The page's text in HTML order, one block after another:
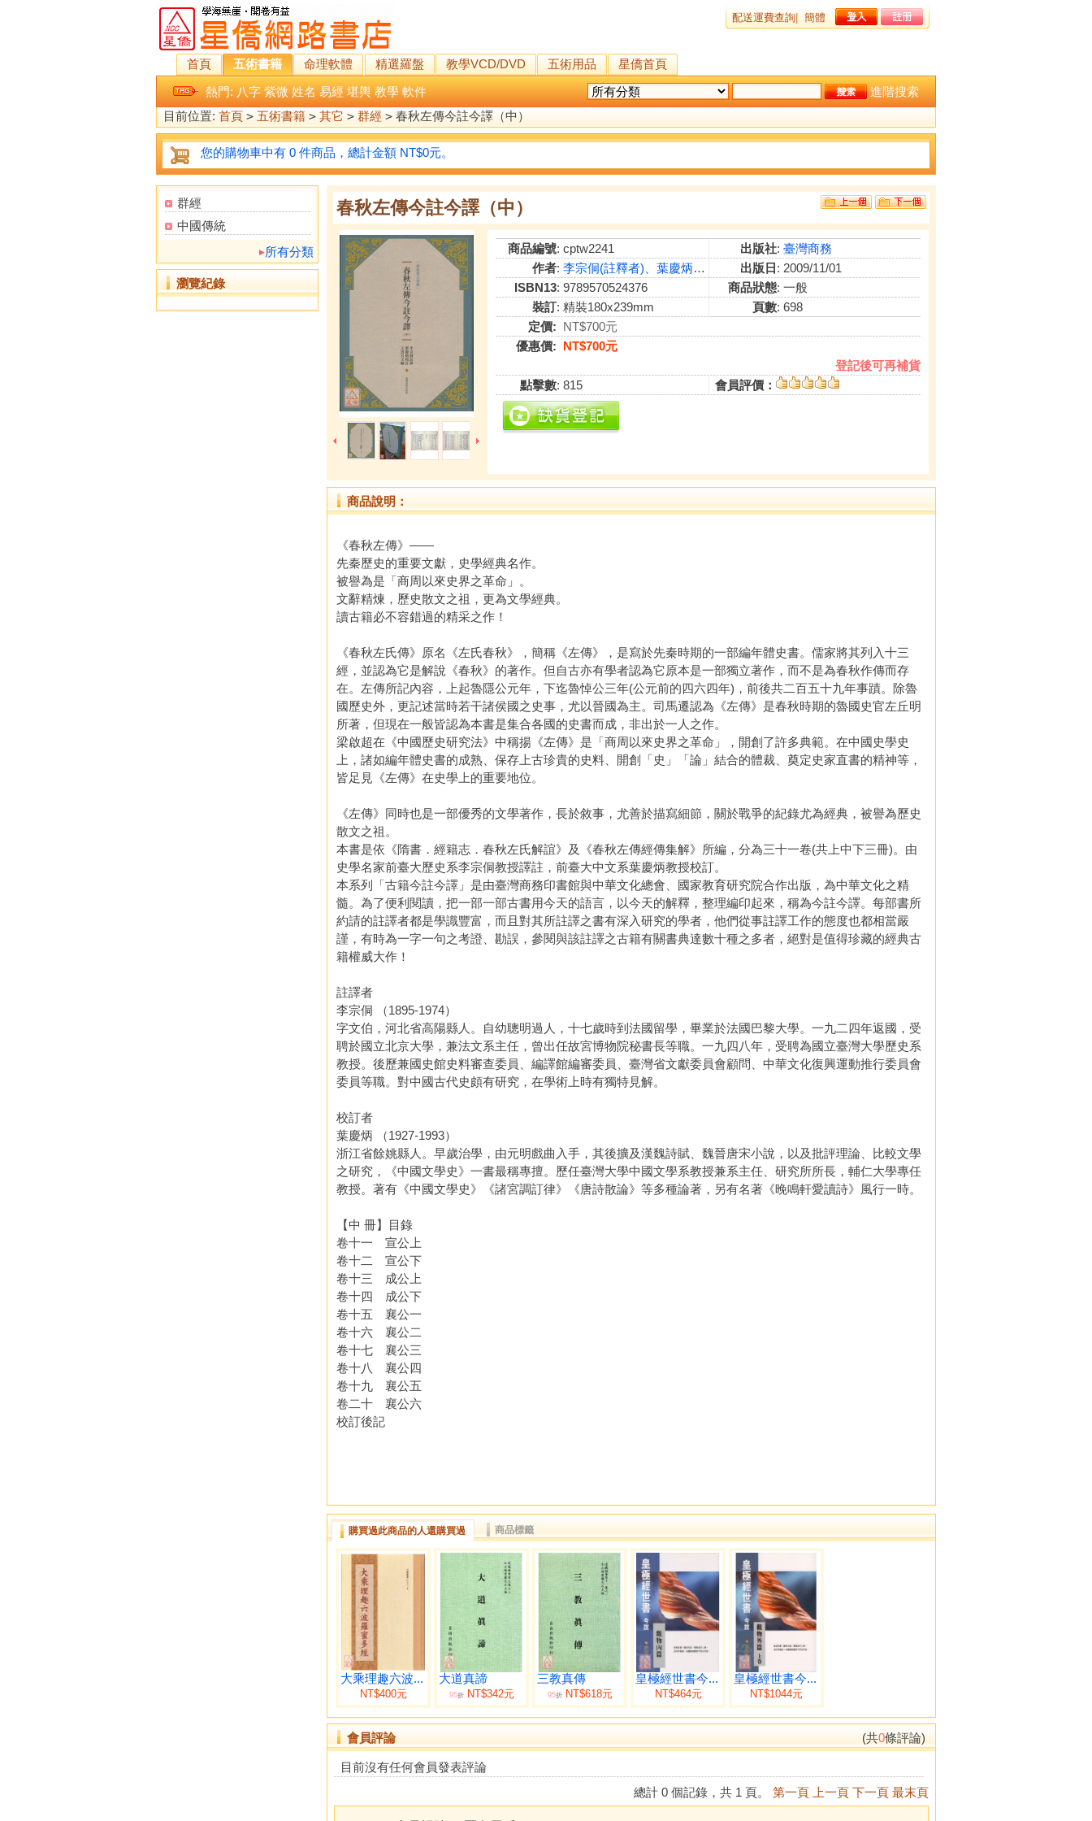
配送運費查詢 簡體
首頁 五術書籍 命理軟體 精選羅盤 教學VCD/DVD 五術用品
星僑首頁
熱門: 八字 紫微 姓名 易經 堪輿 教學 軟件
進階搜索
目前位置: 首頁 > 五術書籍 > 其它 > 群經 > 春秋左傳今註今譯（中）
您的購物車中有 0 件商品，總計金額 NT$0元。
群經
中國傳統
所有分類
瀏覽紀錄
春秋左傳今註今譯（中）
商品編號: cptw2241 出版社: 臺灣商務
作者: 李宗侗(註釋者)、葉慶炳(校訂者) 出版日 : 2009/11/01
ISBN13: 9789570524376 商品狀態: 一般
裝訂: 精裝180x239mm 頁數: 698
定價: NT$700元
優惠價: NT$700元
登記後可再補貨
點擊數: 815 會員評價：
商品說明：
《春秋左傳》——
先秦歷史的重要文獻，史學經典名作。
被譽為是「商周以來史界之革命」。
文辭精煉，歷史散文之祖，更為文學經典。
讀古籍必不容錯過的精采之作！
《春秋左氏傳》原名《左氏春秋》，簡稱《左傳》，是寫於先秦時期的一部編年體史書。儒家將其列入十三
經，並認為它是解說《春秋》的著作。但自古亦有學者認為它原本是一部獨立著作，而不是為春秋作傳而存
在。左傳所記內容，上起魯隱公元年，下迄魯悼公三年(公元前的四六四年)，前後共二百五十九年事蹟。除魯
國歷史外，更記述當時若干諸侯國之史事，尤以晉國為主。司馬遷認為《左傳》是春秋時期的魯國史官左丘明
所著，但現在一般皆認為本書是集合各國的史書而成，非出於一人之作。
梁啟超在《中國歷史研究法》中稱揚《左傳》是「商周以來史界之革命」，開創了許多典範。在中國史學史
上，諸如編年體史書的成熟、保存上古珍貴的史料、開創「史」「論」結合的體裁、奠定史家直書的精神等，
皆足見《左傳》在史學上的重要地位。
《左傳》同時也是一部優秀的文學著作，長於敘事，尤善於描寫細節，關於戰爭的紀錄尤為經典，被譽為歷史
散文之祖。
本書是依《隋書．經籍志．春秋左氏解誼》及《春秋左傳經傳集解》所編，分為三十一卷(共上中下三冊)。由
史學名家前臺大歷史系李宗侗教授譯註，前臺大中文系葉慶炳教授校訂。
本系列「古籍今註今譯」是由臺灣商務印書館與中華文化總會、國家教育研究院合作出版，為中華文化之精
髓。為了便利閱讀，把一部一部古書用今天的語言，以今天的解釋，整理編印起來，稱為今註今譯。每部書所
約請的註譯者都是學識豐富，而且對其所註譯之書有深入研究的學者，他們從事註譯工作的態度也都相當嚴
謹，有時為一字一句之考證、勘誤，參閱與該註譯之古籍有關書典達數十種之多者，絕對是值得珍藏的經典古
籍權威大作！
註譯者
李宗侗 （1895-1974）
字文伯，河北省高陽縣人。自幼聰明過人，十七歲時到法國留學，畢業於法國巴黎大學。一九二四年返國，受
聘於國立北京大學，兼法文系主任，曾出任故宮博物院秘書長等職。一九四八年，受聘為國立臺灣大學歷史系
教授。後歷兼國史館史料審查委員、編譯館編審委員、臺灣省文獻委員會顧問、中華文化復興運動推行委員會
委員等職。對中國古代史頗有研究，在學術上時有獨特見解。
校訂者
葉慶炳 （1927-1993）
浙江省餘姚縣人。早歲治學，由元明戲曲入手，其後擴及漢魏詩賦、魏晉唐宋小說，以及批評理論、比較文學
之研究，《中國文學史》一書最稱專擅。歷任臺灣大學中國文學系教授兼系主任、研究所所長，輔仁大學專任
教授。著有《中國文學史》《諸宮調訂律》《唐詩散論》等多種論著，另有名著《晚鳴軒愛讀詩》風行一時。
【中 冊】目錄
卷十一 宣公上
卷十二 宣公下
卷十三 成公上
卷十四 成公下
卷十五 襄公一
卷十六 襄公二
卷十七 襄公三
卷十八 襄公四
卷十九 襄公五
卷二十 襄公六
校訂後記
購買過此商品的人還購買過 商品標籤
大乘理趣六波...
NT$400元
大道真諦
95折NT$342元
三教真傳
95折NT$618元
皇極經世書今...
NT$464元
皇極經世書今...
NT$1044元
會員評論 (共0條評論)
目前沒有任何會員發表評論
總計 0 個記錄，共 1 頁。 第一頁 上一頁 下一頁 最末頁